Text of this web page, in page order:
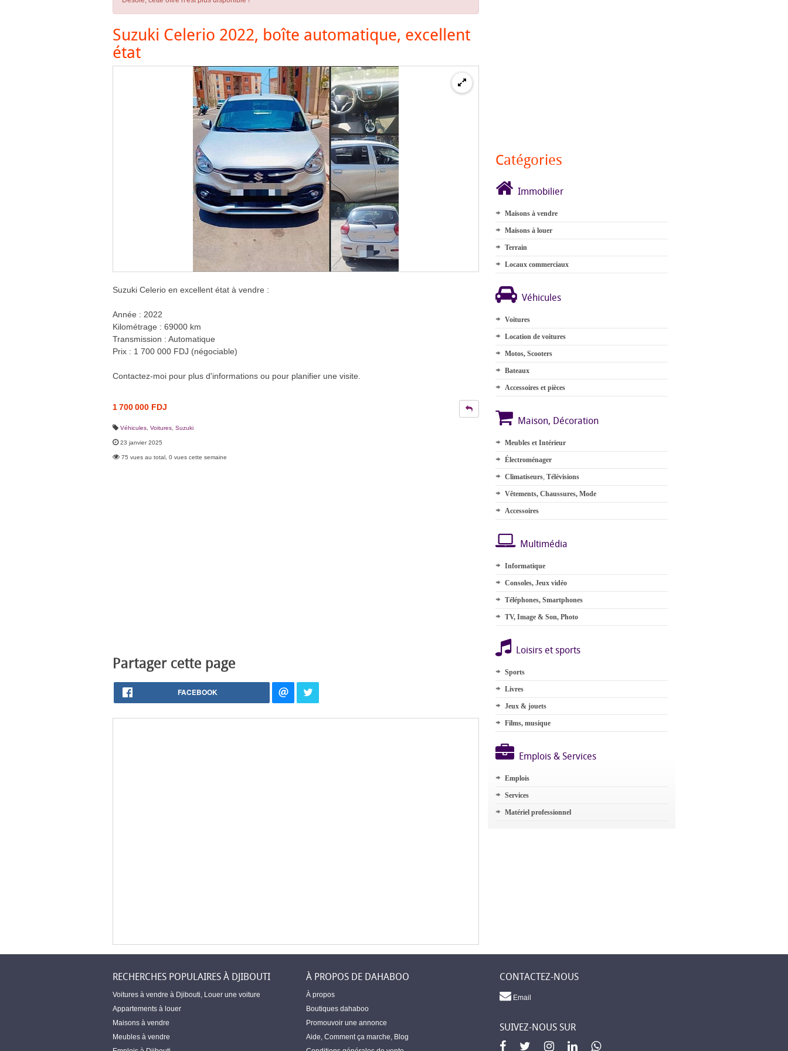
Suzuki Celerio 2022, boîte automatique, excellent
état
Suzuki Celerio en excellent état à vendre :
Année : 2022
Kilométrage : 69000 km
Transmission : Automatique
Prix : 1 700 000 FDJ (négociable)
Contactez-moi pour plus d'informations ou pour planifier une visite.
1 700 000 FDJ
Véhicules Voitures Suzuki
23 janvier 2025
75 vues au total, 0 vues cette semaine
Partager cette page
FACEBOOK
Catégories
Immobilier
Maisons à vendre
Maisons à louer
Terrain
Locaux commerciaux
Véhicules
Voitures
Location de voitures
Motos, Scooters
Bateaux
Accessoires et pièces
Maison, Décoration
Meubles et Intérieur
Électroménager
Climatiseurs, Télévisions
Vêtements, Chaussures, Mode
Accessoires
Multimédia
Informatique
Consoles, Jeux vidéo
Téléphones, Smartphones
TV, Image & Son, Photo
Loisirs et sports
Sports
Livres
Jeux & jouets
Films, musique
Emplois & Services
Emplois
Services
Matériel professionnel
RECHERCHES POPULAIRES À DJIBOUTI
Voitures à vendre à Djibouti Louer une voiture
Appartements à louer
Maisons à vendre
Meubles à vendre
À PROPOS DE DAHABOO
À propos
Boutiques dahaboo
Promouvoir une annonce
Aide Comment ça marche Blog
CONTACTEZ-NOUS
Email
SUIVEZ-NOUS SUR